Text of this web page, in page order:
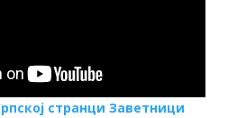
странци Заветници